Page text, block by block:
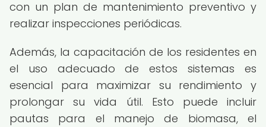
con un plan de mantenimiento preventivo y
realizar inspecciones periódicas.
Además, la capacitación de los residentes en
el uso adecuado de estos sistemas es
esencial para maximizar su rendimiento y
prolongar su vida útil. Esto puede incluir
pautas para el manejo de biomasa, el